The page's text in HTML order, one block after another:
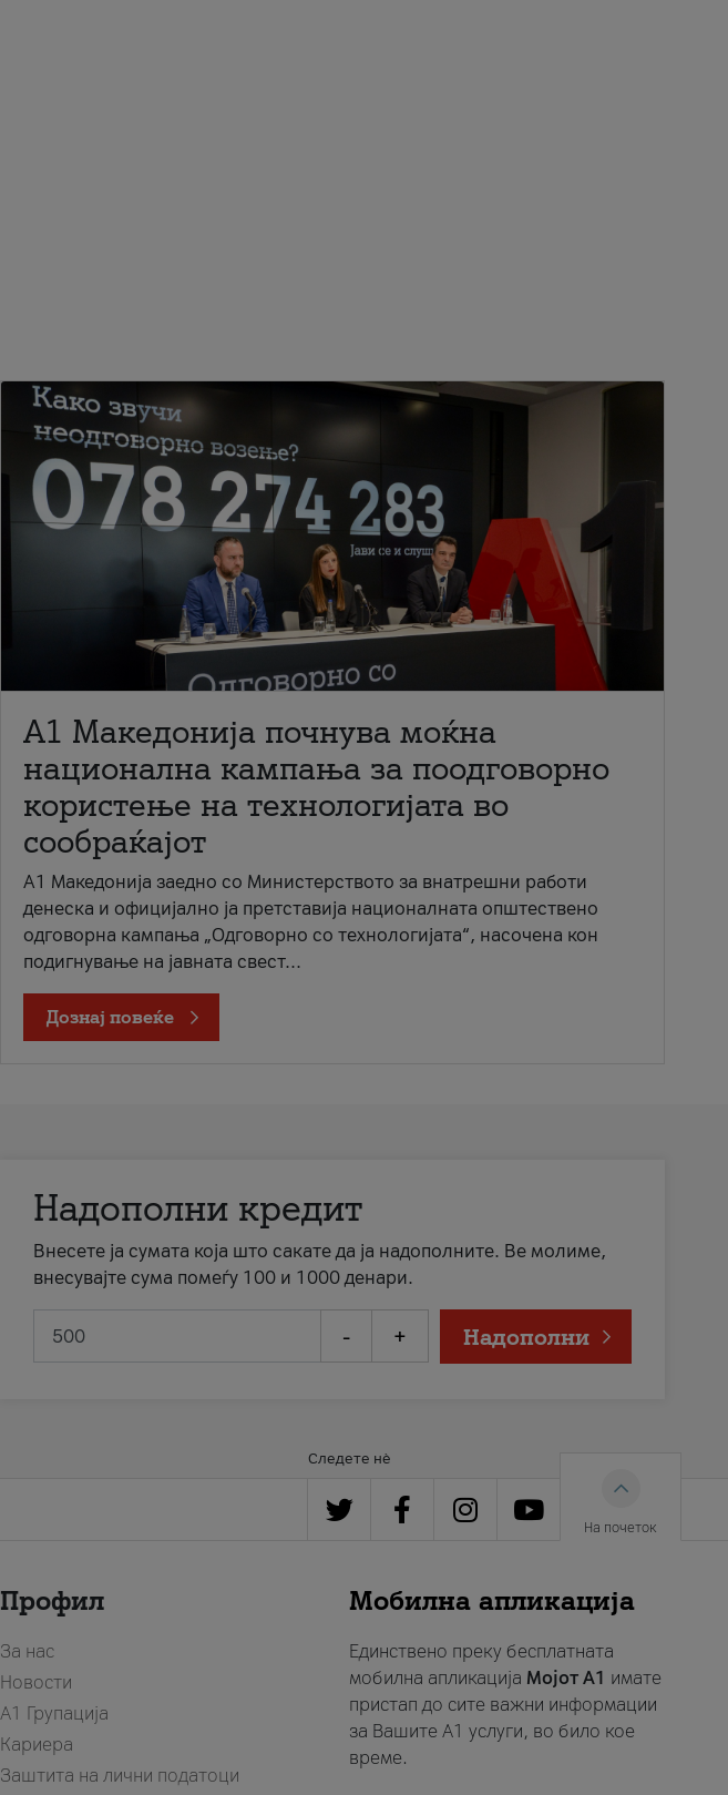
A1 Македонија почнува моќна
национална кампања за поодговорно
користење на технологијата во
сообраќајот
A1 Македонија заедно со Министерството за внатрешни работи
денеска и официјално ја претставија националната општествено
одговорна кампања „Одговорно со технологијата“, насочена кон
подигнување на јавната свест...
Дознај повеќе
Надополни кредит
Внесете ја сумата која што сакате да ја надополните. Ве молиме,
внесувајте сума помеѓу 100 и 1000 денари.
- + Надополни
Следете нè
На почеток
Профил
За нас
Новости
А1 Групација
Кариера
Заштита на лични податоци
Мобилна апликација
Единствено преку бесплатната
мобилна апликација Мојот A1 имате
пристап до сите важни информации
за Вашите A1 услуги, во било кое
време.